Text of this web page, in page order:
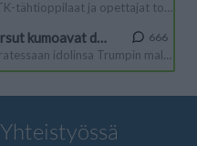
Yhteistyössä